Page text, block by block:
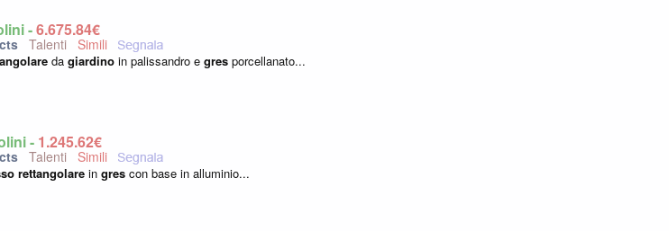
-6.675,84€
Talenti
da giardino in palissandro e gres porcellanato...
- 1.245,62€
Talenti
rettangolare in gres con base in alluminio...